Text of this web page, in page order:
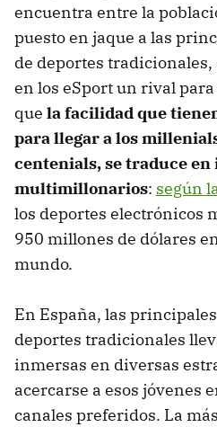
encuentra entre la
puesto en jaque a las
de deportes
en los eSport un rival
que la facilidad que
para llegar a los
centenials, se traduce en
multimillonarios: según
los deportes electrónicos
950 millones de dólares
mundo.
En España, las
deportes tradicionales
inmersas en diversas
acercarse a esos jóvenes
canales preferidos. La